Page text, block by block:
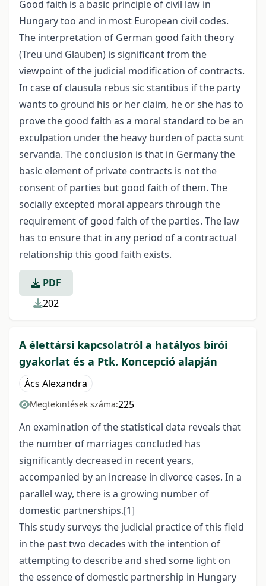
Good faith is a basic principle of civil law in
Hungary too and in most European civil codes.
The interpretation of German good faith theory
(Treu und Glauben) is significant from the
viewpoint of the judicial modification of contracts.
In case of clausula rebus sic stantibus if the party
wants to ground his or her claim, he or she has to
prove the good faith as a moral standard to be an
exculpation under the heavy burden of pacta sunt
servanda. The conclusion is that in Germany the
basic element of private contracts is not the
consent of parties but good faith of them. The
socially excepted moral appears through the
requirement of good faith of the parties. The law
has to ensure that in any period of a contractual
relationship this good faith exists.
PDF
202
A élettársi kapcsolatról a hatályos bírói
gyakorlat és a Ptk. Koncepció alapján
Ács Alexandra
Megtekintések száma:225
An examination of the statistical data reveals that
the number of marriages concluded has
significantly decreased in recent years,
accompanied by an increase in divorce cases. In a
parallel way, there is a growing number of
domestic partnerships.[1]
This study surveys the judicial practice of this field
in the past two decades with the intention of
attempting to describe and shed some light on
the essence of domestic partnership in Hungary